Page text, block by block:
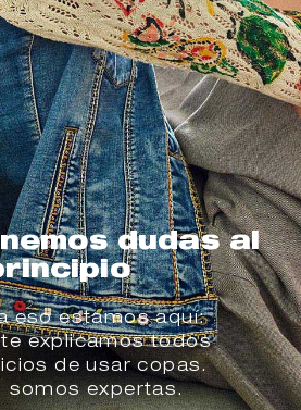
dudas al
eso estamos aquí:
explicamos todos
de usar copas.
somos expertas.